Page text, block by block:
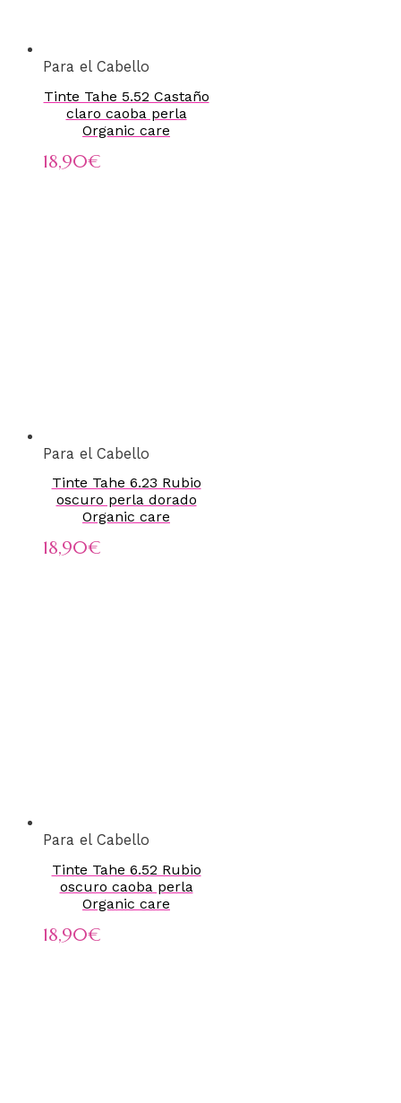
Para el Cabello
Tinte Tahe 5.52 Castaño
claro caoba perla
Organic care
18,90€
Para el Cabello
Tinte Tahe 6.23 Rubio
oscuro perla dorado
Organic care
18,90€
Para el Cabello
Tinte Tahe 6.52 Rubio
oscuro caoba perla
Organic care
18,90€